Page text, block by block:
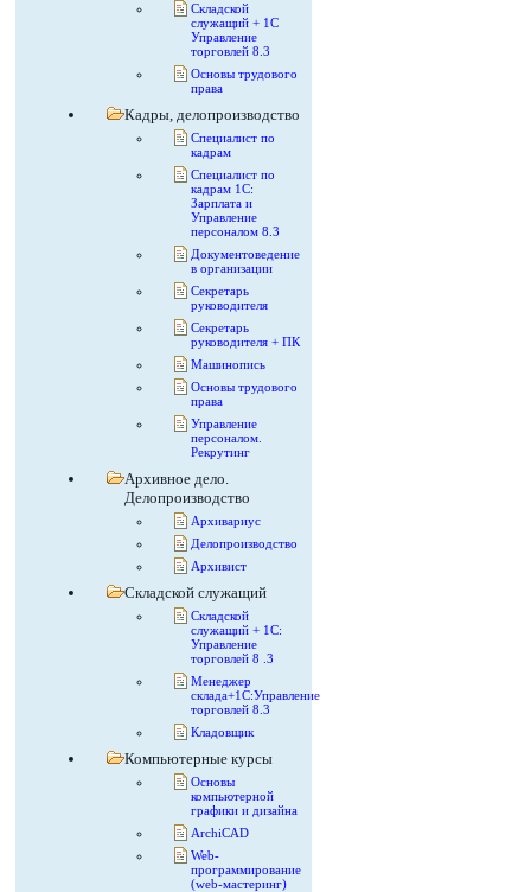
Складской
служащий + 1С
Управление
торговлей 8.3
Основы трудового
права
Кадры, делопроизводство
Специалист по
кадрам
Специалист по
кадрам 1С:
Зарплата и
Управление
персоналом 8.3
Документоведение
в организации
Секретарь
руководителя
Секретарь
руководителя + ПК
Машинопись
Основы трудового
права
Управление
персоналом.
Рекрутинг
Архивное дело.
Делопроизводство
Архивариус
Делопроизводство
Архивист
Складской служащий
Складской
служащий + 1С:
Управление
торговлей 8 .3
Менеджер
склада+1С:Управление
торговлей 8.3
Кладовщик
Компьютерные курсы
Основы
компьютерной
графики и дизайна
ArchiCAD
Web-
программирование
(web-мастеринг)